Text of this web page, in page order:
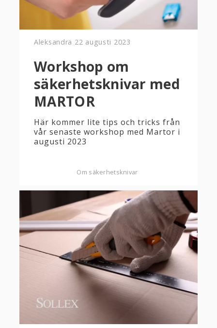
Aleksandra 22 augusti 2023
Workshop om
säkerhetsknivar med
MARTOR
Här kommer lite tips och tricks från
vår senaste workshop med Martor i
augusti 2023
Om säkerhetsknivar